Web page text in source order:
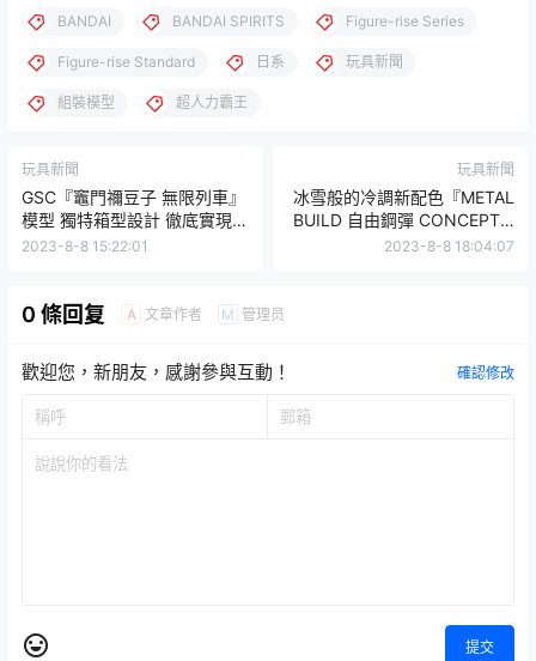
BANDAI BANDAI SPIRITS Figure-rise Series
Figure-rise Standard 日系 玩具新聞
組裝模型 超人力霸王
玩具新聞
GSC『竈門禰豆子 無限列車』
模型 獨特箱型設計 徹底實現在
車廂內的精彩戰鬥場面！
2023-8-8 15:22:01
玩具新聞
冰雪般的冷調新配色『METAL
BUILD 自由鋼彈 CONCEPT 2
SNOW SPARKLE Ver.』商品
2023-8-8 18:04:07
0 條回复 A 文章作者 M 管理员
歡迎您，新朋友，感謝參與互動！ 確認修改
提交